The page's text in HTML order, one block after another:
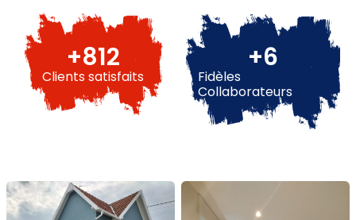
Clients satisfaits
+982
Fidèles
Collaborateurs
+8